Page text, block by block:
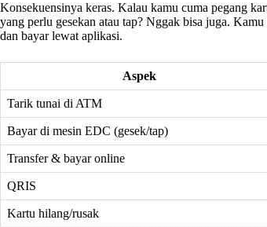
Konsekuensinya keras. Kalau kamu cuma pegang
yang perlu gesekan atau tap? Nggak bisa juga.
dan bayar lewat aplikasi.
Aspek
Tarik tunai di ATM
Bayar di mesin EDC (gesek/tap)
Transfer & bayar online
QRIS
Kartu hilang/rusak